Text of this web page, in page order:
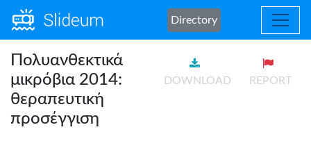
Directory
Πολυανθεκτικά
μικρόβια 2014:
θεραπευτική
προσέγγιση
DOWNLOAD REPORT